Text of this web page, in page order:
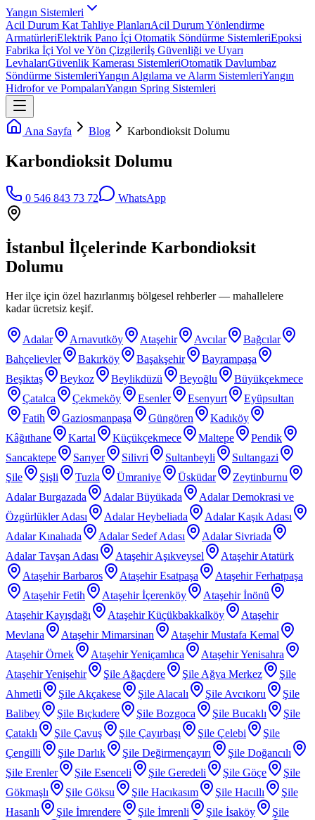
Yangın Sistemleri
Acil Durum Kat Tahliye PlanlarıAcil Durum Yönlendirme
ArmatürleriElektrik Pano İçi Otomatik Söndürme SistemleriEpoksi
Fabrika İçi Yol ve Yön Çizgileriİş Güvenliği ve Uyarı
LevhalarıGüvenlik Kamerası SistemleriOtomatik Davlumbaz
Söndürme SistemleriYangın Algılama ve Alarm SistemleriYangın
Hidrofor ve PompalarıYangın Spring Sistemleri
Ana Sayfa Blog Karbondioksit Dolumu
Karbondioksit Dolumu
0 546 843 73 72 WhatsApp
İstanbul İlçelerinde Karbondioksit
Dolumu
Her ilçe için özel hazırlanmış bölgesel rehberler — mahallelere
kadar ücretsiz keşif.
Adalar Arnavutköy Ataşehir Avcılar
Bağcılar
Bahçelievler
Bakırköy Başakşehir
Bayrampaşa
Beşiktaş
Beykoz Beylikdüzü Beyoğlu
Büyükçekmece
Çatalca
Çekmeköy Esenler Esenyurt
Eyüpsultan
Fatih
Gaziosmanpaşa Güngören
Kadıköy
Kâğıthane
Kartal Küçükçekmece Maltepe
Pendik
Sancaktepe
Sarıyer Silivri Sultanbeyli
Sultangazi
Şile
Şişli Tuzla Ümraniye Üsküdar
Zeytinburnu
Adalar Burgazada
Adalar Büyükada
Adalar Demokrasi ve
Özgürlükler Adası
Adalar Heybeliada
Adalar Kaşık Adası
Adalar Kınalıada
Adalar Sedef Adası
Adalar Sivriada
Adalar Tavşan Adası
Ataşehir Aşıkveysel
Ataşehir Atatürk
Ataşehir Barbaros
Ataşehir Esatpaşa
Ataşehir Ferhatpaşa
Ataşehir Fetih
Ataşehir İçerenköy
Ataşehir İnönü
Ataşehir Kayışdağı
Ataşehir Küçükbakkalköy
Ataşehir
Mevlana
Ataşehir Mimarsinan
Ataşehir Mustafa Kemal
Ataşehir Örnek
Ataşehir Yeniçamlıca
Ataşehir Yenisahra
Ataşehir Yenişehir
Şile Ağaçdere Şile Ağva Merkez
Şile
Ahmetli
Şile Akçakese Şile Alacalı Şile Avcıkoru
Şile
Balibey
Şile Bıçkıdere Şile Bozgoca Şile Bucaklı
Şile
Çataklı
Şile Çavuş Şile Çayırbaşı Şile Çelebi
Şile
Çengilli
Şile Darlık Şile Değirmençayırı
Şile Doğancılı
Şile Erenler
Şile Esenceli Şile Geredeli Şile Göçe
Şile
Gökmaşlı
Şile Göksu Şile Hacıkasım Şile Hacıllı
Şile
Hasanlı
Şile İmrendere Şile İmrenli Şile İsaköy
Şile